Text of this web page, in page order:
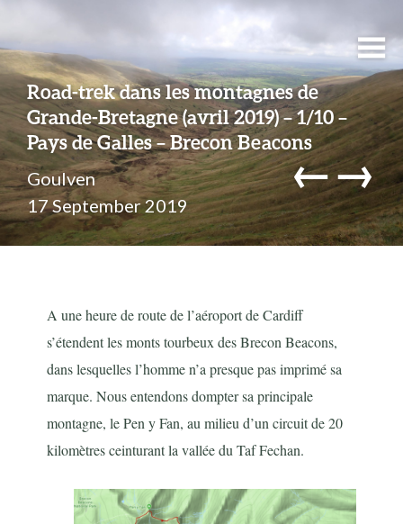
Road-trek dans les montagnes de
Grande-Bretagne (avril 2019) – 1/10 –
Pays de Galles – Brecon Beacons
Goulven
17 September 2019
←→
A une heure de route de l’aéroport de Cardiff
s’étendent les monts tourbeux des Brecon Beacons,
dans lesquelles l’homme n’a presque pas imprimé sa
marque. Nous entendons dompter sa principale
montagne, le Pen y Fan, au milieu d’un circuit de 20
kilomètres ceinturant la vallée du Taf Fechan.